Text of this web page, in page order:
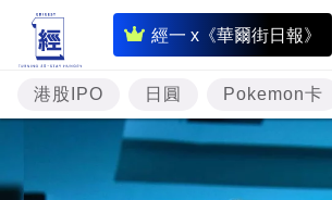
經一 x《華爾街日報》
即
時
財
經
題
港股IPO 日圓 Pokemon卡